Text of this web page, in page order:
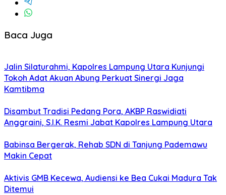
Baca Juga
Jalin Silaturahmi, Kapolres Lampung Utara Kunjungi
Tokoh Adat Akuan Abung Perkuat Sinergi Jaga
Kamtibma
Disambut Tradisi Pedang Pora, AKBP Raswidiati
Anggraini, S.I.K. Resmi Jabat Kapolres Lampung Utara
Babinsa Bergerak, Rehab SDN di Tanjung Pademawu
Makin Cepat
Aktivis GMB Kecewa, Audiensi ke Bea Cukai Madura Tak
Ditemui